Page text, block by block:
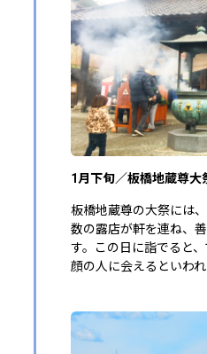
1月下旬／板橋地蔵尊大
板橋地蔵尊の大祭には
数の露店が軒を連ね、
す。この日に詣でると
顔の人に会えるといわれ